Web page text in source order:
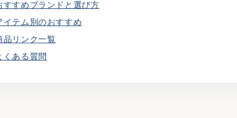
すすめブランドと選び方
イテム別のおすすめ
品リンク一覧
くある質問